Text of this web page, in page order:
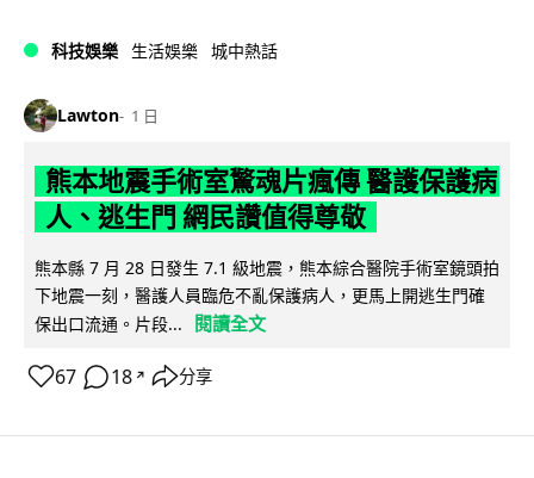
科技娛樂 生活娛樂 城中熱話
Lawton 1 日
熊本地震手術室驚魂片瘋傳 醫護保護病
人、逃生門 網民讚值得尊敬
熊本縣 7 月 28 日發生 7.1 級地震，熊本綜合醫院手術室鏡頭拍
下地震一刻，醫護人員臨危不亂保護病人，更馬上開逃生門確
保出口流通。片段...
閱讀全文
67 18 ↗ 分享